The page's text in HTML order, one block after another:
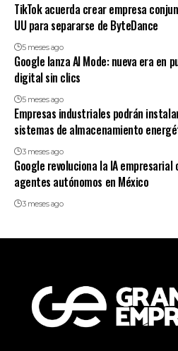
TikTok acuerda crear empresa
UU para separarse de ByteDance
5 meses ago
Google lanza AI Mode: nueva era en
digital sin clics
5 meses ago
Empresas industriales podrán
sistemas de almacenamiento
3 meses ago
Google revoluciona la IA empresarial
agentes autónomos en México
3 meses ago